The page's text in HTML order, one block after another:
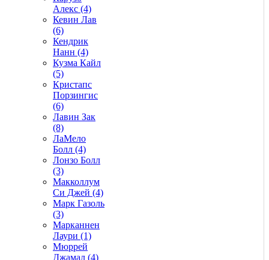
Алекс (4)
Кевин Лав
(6)
Кендрик
Нанн (4)
Кузма Кайл
(5)
Кристапс
Порзингис
(6)
Лавин Зак
(8)
ЛаМело
Болл (4)
Лонзо Болл
(3)
Макколлум
Си Джей (4)
Марк Газоль
(3)
Марканнен
Лаури (1)
Мюррей
Джамал (4)